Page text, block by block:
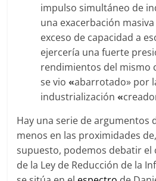
impulso simultáneo de
una exacerbación
exceso de capacidad a
ejercería una fuerte
rendimientos del mismo
se vio«abarrotado» por
industrialización«
Hay una serie de argumentos
menos en las proximidades
supuesto, podemos debatir el
de la Ley de Reducción de la